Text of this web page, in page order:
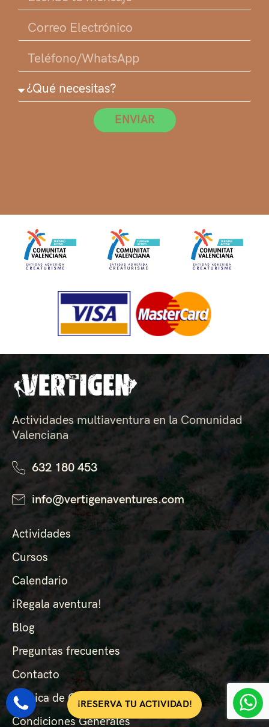
ENVIAR
Actividades multiaventura en la Comunidad
Valenciana
632 180 453
info@vertigenaventures.com
Actividades
Cursos
Calendario
¡Regala aventura!
Blog
Preguntas frecuentes
Contacto
Política de Cancelación
Condiciones Generales
¡RESERVA TU ACTIVIDAD!